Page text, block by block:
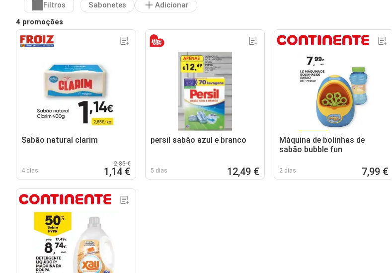
Filtros Sabonetes
Adicionar
4 promoções
Sabão natural clarim
4 dias
2,85 €
1,14 €
persil sabão azul e branco
5 dias 12,49 €
Máquina de bolinhas de
sabão bubble fun
2 dias 7,99 €